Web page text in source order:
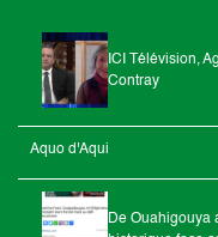
ICI Télévision,
Contray
Aquo d'Aqui
De Ouahigouya